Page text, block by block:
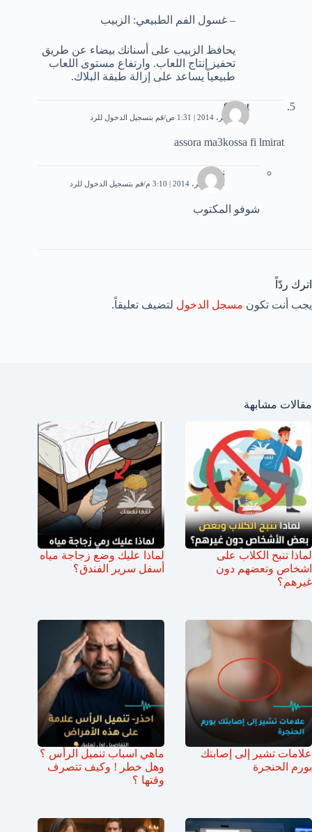
– غسول الفم الطبيعي: الزبيب
يحافظ الزبيب على أسنانك بيضاء عن طريق
تحفيز إنتاج اللعاب. وارتفاع مستوى اللعاب
طبيعياً يساعد على إزالة طبقة البلاك.
Guest
20 نوفمبر، 2014 | 1:31 ص قم بتسجيل الدخول للرد
assora ma3kossa fi lmirat
ندى
20 نوفمبر، 2014 | 3:10 م قم بتسجيل الدخول للرد
شوفو المكتوب
اترك ردّاً
يجب أنت تكون مسجل الدخول لتضيف تعليقاً.
مقالات مشابهة
لماذا تنبح الكلاب على
اشخاص وتعضهم دون
غيرهم؟
لماذا عليك وضع زجاجة مياه
أسفل سرير الفندق؟
علامات تشير إلى إصابتك
بورم الحنجرة
ماهي اسباب تنميل الرأس ؟
وهل خطر ! وكيف تتصرف
وقتها ؟